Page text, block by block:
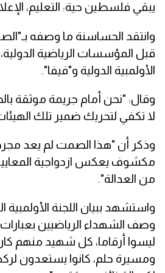
يبقي فلسطين حية: التعليم،
وانتقد الحساسنة ما وصفه
قبل المؤسسات الرياضية
الأولمبية الدولية و"فيفا".
وقال: "نحن أمام جريمة موثقة
لا تكفي لتحريك ضمير تلك
وذكر أن "هذا الصمت لم يعد
مكشوف يعكس ازدواجية المعايير
من العدالة".
واستشهد ببيان اللجنة الأولمبية
وصف الشهداء الرياضيين
ليسوا أرقاما، كل شهيد منهم
ومسيرة حلم، كانوا يستعدون